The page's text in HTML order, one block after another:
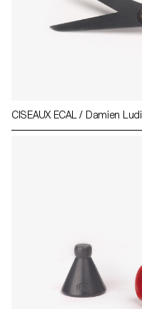
CISEAUX ECAL / Damien Ludi